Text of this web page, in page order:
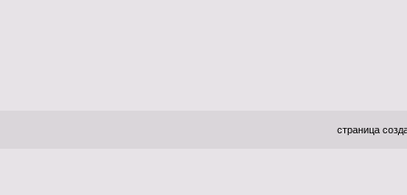
страница